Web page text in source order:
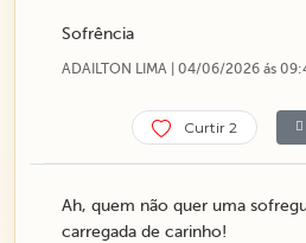
Sofrência
ADAILTON LIMA | 04/06/2026 ás
Curtir 2
Ah, quem não quer uma
carregada de carinho!